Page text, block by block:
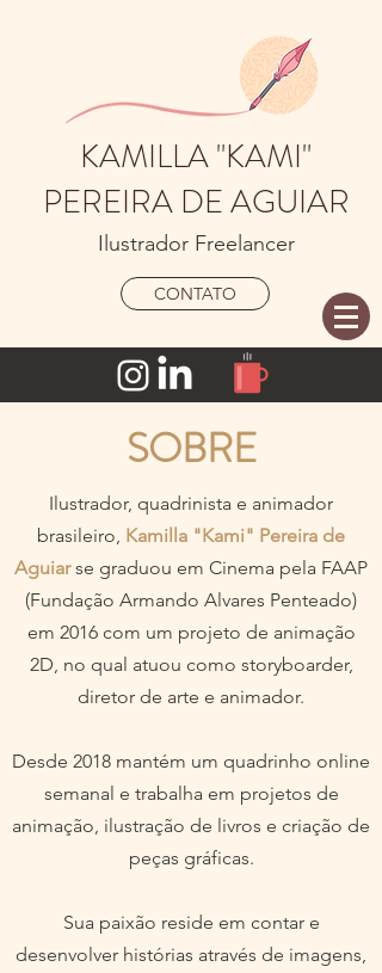
KAMILLA "KAMI"
PEREIRA DE AGUIAR
Ilustrador Freelancer
CONTATO
SOBRE
Ilustrador, quadrinista e animador
brasileiro, Kamilla "Kami" Pereira de
Aguiarse graduou em Cinema pela FAAP
(Fundação Armando Alvares Penteado)
em 2016 com um projeto de animação
2D, no qual atuou como storyboarder,
diretor de arte e animador.
Desde 2018 mantém um quadrinho online
semanal e trabalha em projetos de
animação, ilustração de livros e criação de
peças gráficas.
Sua paixão reside em contar e
desenvolver histórias através de imagens,